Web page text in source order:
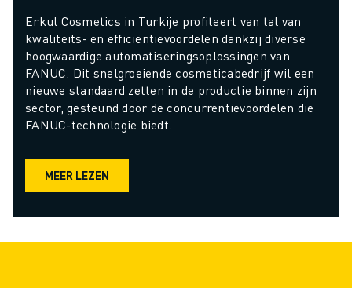
Erkul Cosmetics in Turkije profiteert van tal van
kwaliteits- en efficiëntievoordelen dankzij diverse
hoogwaardige automatiseringsoplossingen van
FANUC. Dit snelgroeiende cosmeticabedrijf wil een
nieuwe standaard zetten in de productie binnen zijn
sector, gesteund door de concurrentievoordelen die
FANUC-technologie biedt.
MEER LEZEN